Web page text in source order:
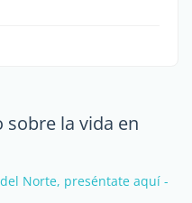
sobre la vida en
Norte, preséntate aquí -